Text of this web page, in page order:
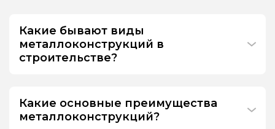
Какие бывают виды
металлоконструкций в
строительстве?
Какие основные преимущества
металлоконструкций?